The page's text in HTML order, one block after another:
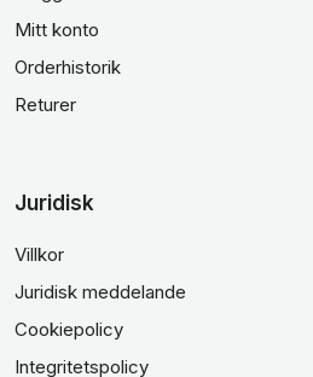
Mitt konto
Orderhistorik
Returer
Juridisk
Villkor
Juridisk meddelande
Cookiepolicy
Integritetspolicy